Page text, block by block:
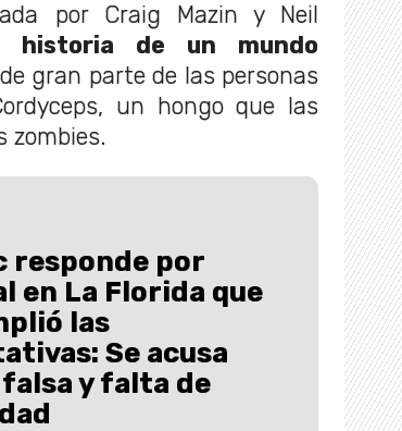
por Craig Mazin y Neil
historia de un mundo
gran parte de las personas
un hongo que las
zombies.
responde por
en La Florida que
las
Se acusa
y falta de